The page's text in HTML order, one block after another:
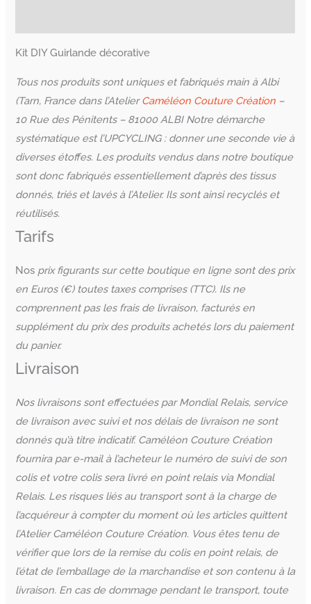
Kit DIY Guirlande décorative
Tous nos produits sont uniques et fabriqués main à Albi
(Tarn, France dans l’AtelierCaméléon Couture Création –
10 Rue des Pénitents – 81000 ALBI Notre démarche
systématique est l’UPCYCLING : donner une seconde vie à
diverses étoffes. Les produits vendus dans notre boutique
sont donc fabriqués essentiellement d’après des tissus
donnés, triés et lavés à l’Atelier. Ils sont ainsi recyclés et
réutilisés.
Tarifs
Nos prix figurants sur cette boutique en ligne sont des prix
en Euros (€) toutes taxes comprises (TTC). Ils ne
comprennent pas les frais de livraison, facturés en
supplément du prix des produits achetés lors du paiement
du panier.
Livraison
Nos livraisons sont effectuées par Mondial Relais, service
de livraison avec suivi et nos délais de livraison ne sont
donnés qu’à titre indicatif. Caméléon Couture Création
fournira par e-mail à l’acheteur le numéro de suivi de son
colis et votre colis sera livré en point relais via Mondial
Relais. Les risques liés au transport sont à la charge de
l’acquéreur à compter du moment où les articles quittent
l’Atelier Caméléon Couture Création. Vous êtes tenu de
vérifier que lors de la remise du colis en point relais, de
l’état de l’emballage de la marchandise et son contenu à la
livraison. En cas de dommage pendant le transport, toute